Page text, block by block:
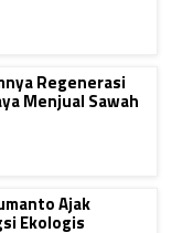
Regenerasi
Menjual Sawah
Ajak
Ekologis